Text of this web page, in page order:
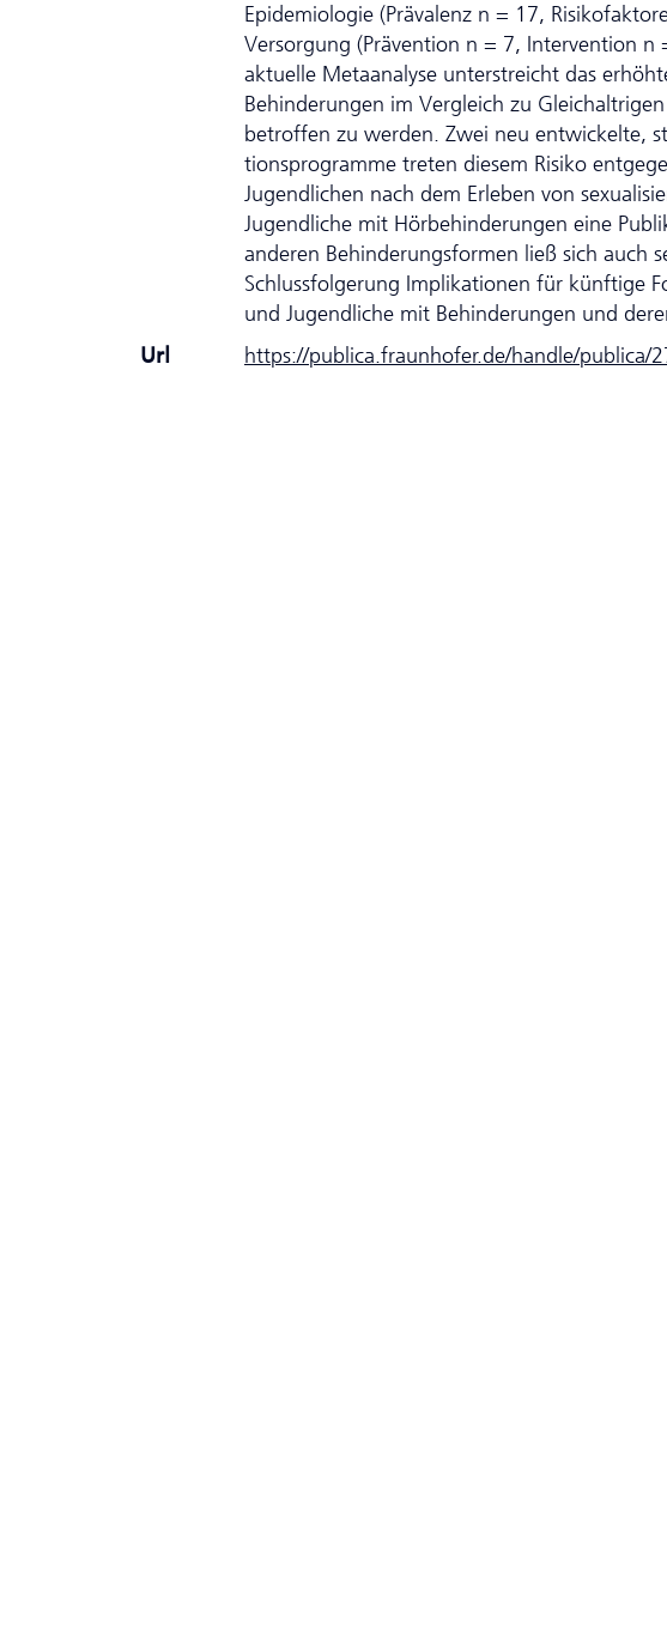
Epidemiologie (Prävalenz n = 17,
Versorgung (Prä­ven­tion n = 7, Intervention
aktuelle Metaanalyse unterstreicht das
Behinderungen im Vergleich zu
betroffen zu werden. Zwei neu entwickelte,
tionsprogramme treten diesem Risiko
Jugendlichen nach dem Erleben von
Jugendliche mit Hörbehinderungen eine
anderen Behinderungsformen ließ sich auch
Schlussfolgerung Implikationen für künftige
und Jugendliche mit Behinderungen und
Url
https://publica.fraunhofer.de/handle/publica/